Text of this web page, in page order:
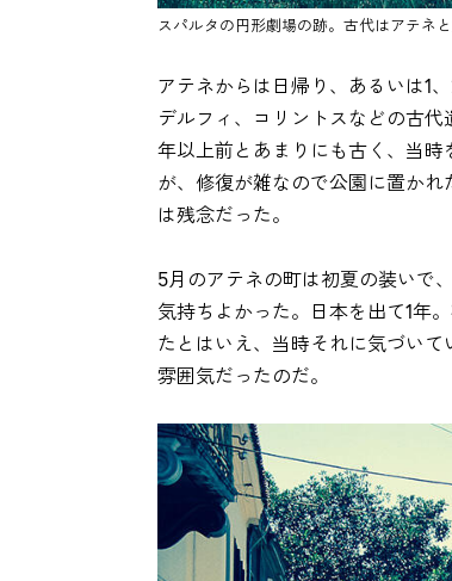
スパルタの円形劇場の跡。古代はアテネ
アテネからは日帰り、あるいは1
デルフィ、コリントスなどの古
年以上前とあまりにも古く、当
が、修復が雑なので公園に置か
は残念だった。
5月のアテネの町は初夏の装いで
気持ちよかった。日本を出て1年
たとはいえ、当時それに気づい
雰囲気だったのだ。